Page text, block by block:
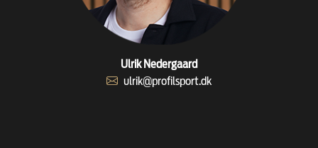
Ulrik Nedergaard
ulrik@profilsport.dk